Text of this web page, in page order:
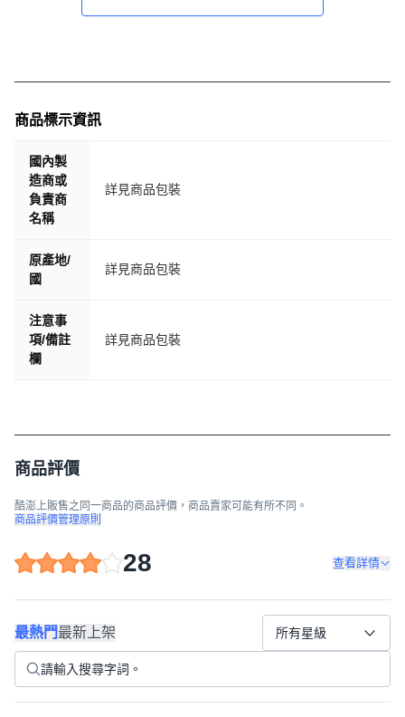
決所有問題！
如果您對產品不滿意或有任何疑問，請不要急於給1-4星 如
24/7 為您服務。
商品標示資訊
國內製
造商或
負責商
名稱
詳見商品包裝
原產地/
國
詳見商品包裝
注意事
項/備註
欄
詳見商品包裝
商品評價
酷澎上販售之同一商品的商品評價，商品賣家可能有所不同。
商品評價管理原則
28 查看詳情
最熱門最新上架 所有星級